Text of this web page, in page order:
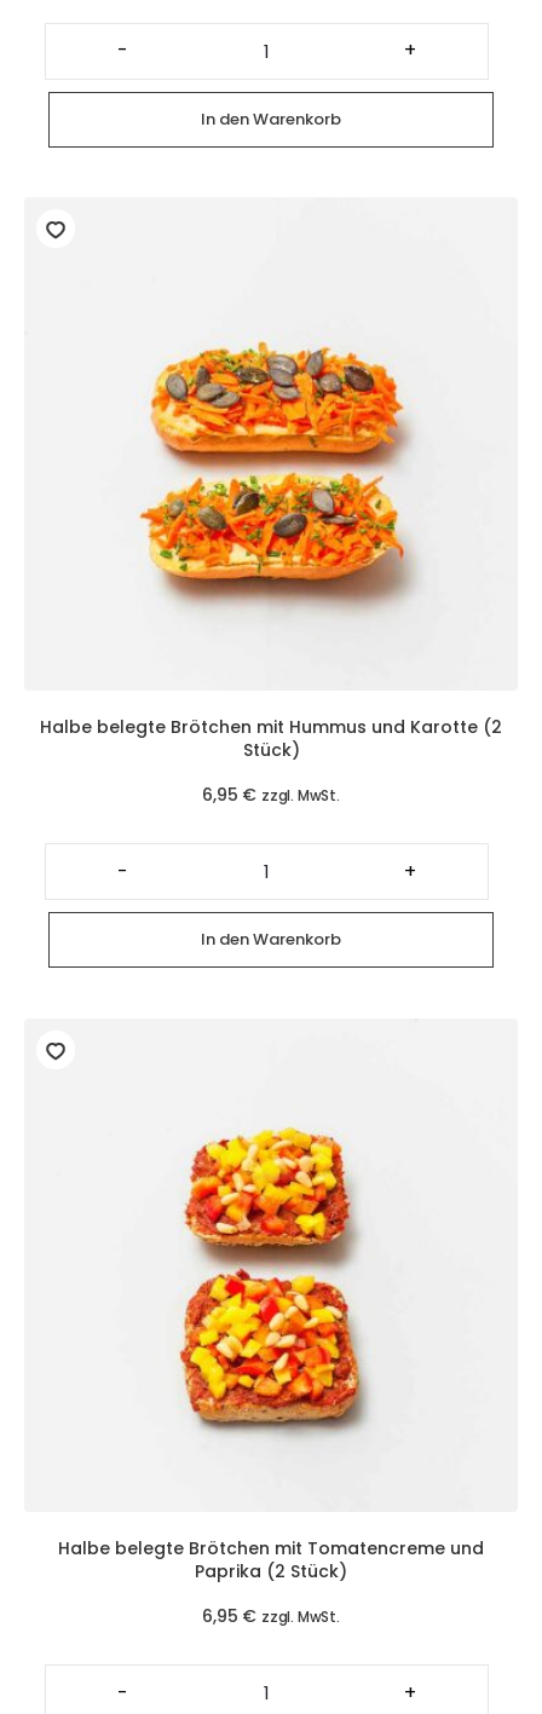
-
Halbe
belegte
Brötchen
mit
Avocado
und
Gurke
(2
+
In den Warenkorb
Halbe belegte Brötchen mit Hummus und Karotte (2
Stück)
6,95 € zzgl. MwSt.
-
Halbe
belegte
Brötchen
mit
Hummus
und
(2
+
In den Warenkorb
Halbe belegte Brötchen mit Tomatencreme und
Paprika (2 Stück)
6,95 € zzgl. MwSt.
-
Halbe
belegte
Brötchen
+